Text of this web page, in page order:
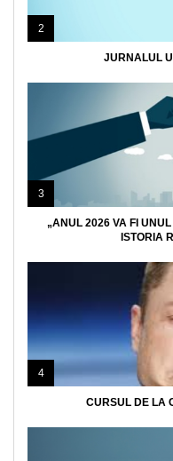
2
JURNALUL
3
„ANUL 2026 VA FI
ISTORIA
4
CURSUL DE LA